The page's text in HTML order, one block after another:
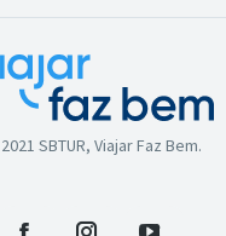
SBTUR, Viajar Faz Bem.